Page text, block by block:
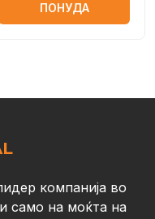
ПОНУДА
компанија во
само на моќта на